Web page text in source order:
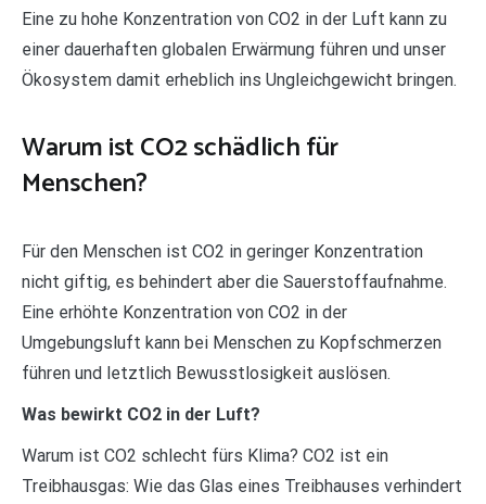
Eine zu hohe Konzentration von CO2 in der Luft kann zu
einer dauerhaften globalen Erwärmung führen und unser
Ökosystem damit erheblich ins Ungleichgewicht bringen.
Warum ist CO2 schädlich für
Menschen?
Für den Menschen ist CO2 in geringer Konzentration
nicht giftig, es behindert aber die Sauerstoffaufnahme.
Eine erhöhte Konzentration von CO2 in der
Umgebungsluft kann bei Menschen zu Kopfschmerzen
führen und letztlich Bewusstlosigkeit auslösen.
Was bewirkt CO2 in der Luft?
Warum ist CO2 schlecht fürs Klima? CO2 ist ein
Treibhausgas: Wie das Glas eines Treibhauses verhindert